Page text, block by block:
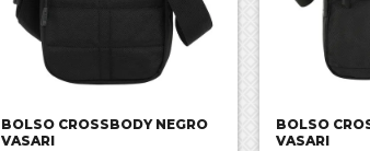
BOLSO CROSSBODY NEGRO
VASARI
BOLSO
VASARI